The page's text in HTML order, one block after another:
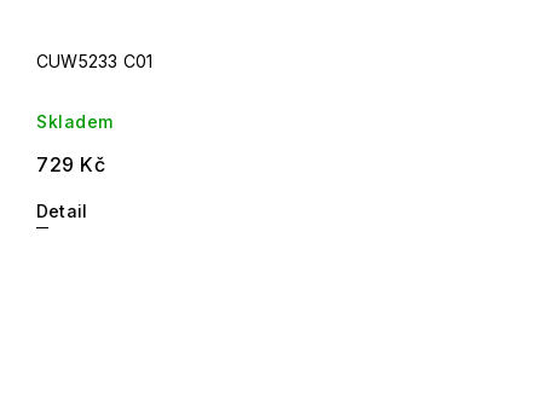
CUW5233 C01
Skladem
729 Kč
Detail